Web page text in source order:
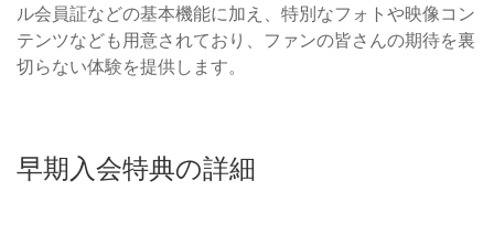
ル会員証などの基本機能に加え、特別なフォトや映像コン
テンツなども用意されており、ファンの皆さんの期待を裏
切らない体験を提供します。
早期入会特典の詳細